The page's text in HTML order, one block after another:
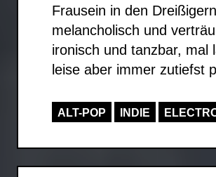
Frausein in den
melancholisch und
ironisch und tanzbar, mal
leise aber immer zutiefst
ALT-POP INDIE